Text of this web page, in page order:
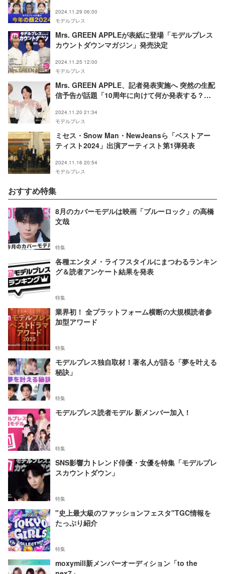
2024.11.29 06:00
モデルプレス
Mrs. GREEN APPLEが表紙に登場「モデルプレス
カウントダウンマガジン」発売決定
2024.11.25 12:00
モデルプレス
Mrs. GREEN APPLE、記者発表実施へ 突然の生配
信予告が話題「10周年に向けて何か発表する？」
2024.11.20 21:34
モデルプレス
ミセス・Snow Man・NewJeansら「ベストアー
ティスト2024」出演アーティスト第1弾発表
2024.11.16 20:54
モデルプレス
おすすめ特集
8月のカバーモデルは映画「ブルーロック」の高橋
文哉
特集
各種エンタメ・ライフスタイルにまつわるランキン
グ＆読者アンケート結果を発表
特集
業界初！ 全プラットフォーム横断の大規模読者参
加型アワード
特集
モデルプレス独自取材！著名人が語る「夢を叶える
秘訣」
特集
モデルプレス読者モデル 新メンバー加入！
特集
SNS影響力トレンド俳優・女優を特集「モデルプレ
スカウントダウン」
特集
"史上最大級のファッションフェスタ"TGC情報を
たっぷり紹介
特集
moxymill新メンバーオーディション「to the